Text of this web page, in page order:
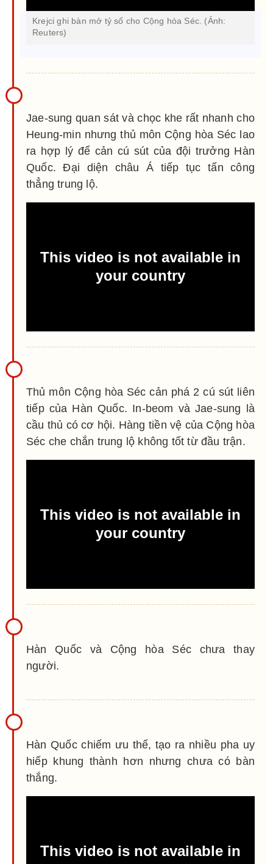
Krejci ghi bàn mở tỷ số cho Cộng hòa Séc. (Ảnh:
Reuters)
Jae-sung quan sát và chọc khe rất nhanh cho
Heung-min nhưng thủ môn Cộng hòa Séc lao
ra hợp lý để cản cú sút của đội trưởng Hàn
Quốc. Đại diện châu Á tiếp tục tấn công
thẳng trung lộ.
Thủ môn Cộng hòa Séc cản phá 2 cú sút liên
tiếp của Hàn Quốc. In-beom và Jae-sung là
cầu thủ có cơ hội. Hàng tiền vệ của Cộng hòa
Séc che chắn trung lộ không tốt từ đầu trận.
Hàn Quốc và Cộng hòa Séc chưa thay
người.
Hàn Quốc chiếm ưu thế, tạo ra nhiều pha uy
hiếp khung thành hơn nhưng chưa có bàn
thắng.